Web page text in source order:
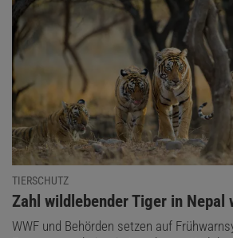
TIERSCHUTZ
:
Zahl wildlebender Tiger in Nepal
WWF und Behörden setzen auf